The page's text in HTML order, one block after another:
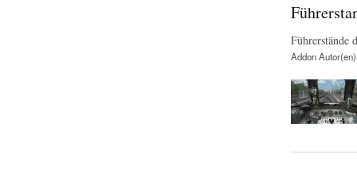
Führerstände
Addon Autor(en)